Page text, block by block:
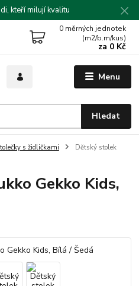
kteří milují kvalitu
Menu
Hledat
0 měrných jednotek
(m2/b.m/kus)
za 0 Kč
s židličkami
Dětský stolek
Gekko Kids,